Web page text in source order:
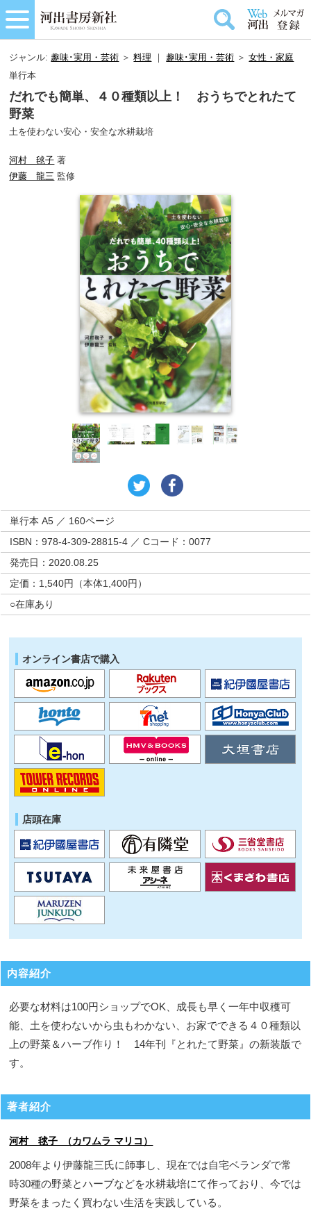
ジャンル: 趣味･実用・芸術 ＞料理 ｜ 趣味･実用・芸術 ＞女性・家庭
単行本
だれでも簡単、４０種類以上！ おうちでとれたて
野菜
土を使わない安心・安全な水耕栽培
河村 毬子 著
伊藤 龍三 監修
単行本 A5 ／ 160ページ
ISBN：978-4-309-28815-4 ／ Cコード：0077
発売日：2020.08.25
定価：1,540円（本体1,400円）
○在庫あり
オンライン書店で購入
店頭在庫
内容紹介
必要な材料は100円ショップでOK、成長も早く一年中収穫可
能、土を使わないから虫もわかない、お家でできる４０種類以
上の野菜＆ハーブ作り！ 14年刊『とれたて野菜』の新装版で
す。
著者紹介
河村 毬子 （カワムラ マリコ）
2008年より伊藤龍三氏に師事し、現在では自宅ベランダで常
時30種の野菜とハーブなどを水耕栽培にて作っており、今では
野菜をまったく買わない生活を実践している。